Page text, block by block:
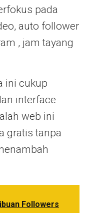
pada
auto follower
, jam tayang
ini cukup
interface
web ini
gratis tanpa
Followers